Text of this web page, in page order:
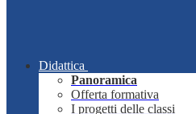
Didattica
Panoramica
Offerta formativa
I progetti delle classi